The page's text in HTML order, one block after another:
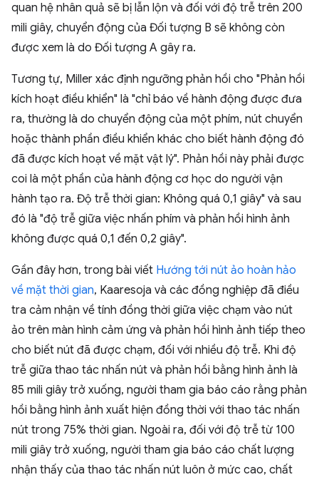
quan hệ nhân quả sẽ bị lẫn lộn và đối với độ trễ trên 200
mili giây, chuyển động của Đối tượng B sẽ không còn
được xem là do Đối tượng A gây ra.
Tương tự, Miller xác định ngưỡng phản hồi cho "Phản hồi
kích hoạt điều khiển" là "chỉ báo về hành động được đưa
ra, thường là do chuyển động của một phím, nút chuyển
hoặc thành phần điều khiển khác cho biết hành động đó
đã được kích hoạt về mặt vật lý". Phản hồi này phải được
coi là một phần của hành động cơ học do người vận
hành tạo ra. Độ trễ thời gian: Không quá 0,1 giây" và sau
đó là "độ trễ giữa việc nhấn phím và phản hồi hình ảnh
không được quá 0,1 đến 0,2 giây".
Gần đây hơn, trong bài viết Hướng tới nút ảo hoàn hảo
về mặt thời gian, Kaaresoja và các đồng nghiệp đã điều
tra cảm nhận về tính đồng thời giữa việc chạm vào nút
ảo trên màn hình cảm ứng và phản hồi hình ảnh tiếp theo
cho biết nút đã được chạm, đối với nhiều độ trễ. Khi độ
trễ giữa thao tác nhấn nút và phản hồi bằng hình ảnh là
85 mili giây trở xuống, người tham gia báo cáo rằng phản
hồi bằng hình ảnh xuất hiện đồng thời với thao tác nhấn
nút trong 75% thời gian. Ngoài ra, đối với độ trễ từ 100
mili giây trở xuống, người tham gia báo cáo chất lượng
nhận thấy của thao tác nhấn nút luôn ở mức cao, chất